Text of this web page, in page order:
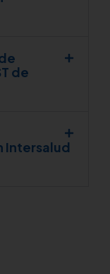
de
Intersalud